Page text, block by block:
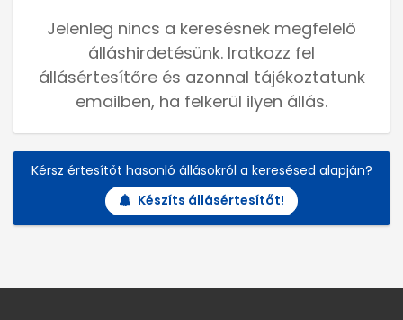
Jelenleg nincs a keresésnek megfelelő
álláshirdetésünk. Iratkozz fel
állásértesítőre és azonnal tájékoztatunk
emailben, ha felkerül ilyen állás.
Kérsz értesítőt hasonló állásokról a keresésed alapján?
Készíts állásértesítőt!